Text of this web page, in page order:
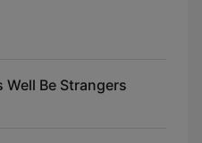
Well Be Strangers